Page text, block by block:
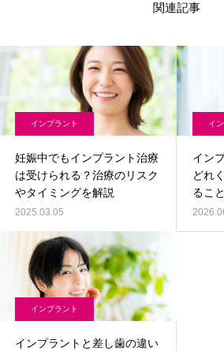
関連記事
インプラント
妊娠中でもインプラント治療
は受けられる？治療のリスク
やタイミングを解説
2025.03.05
イ
イン
どれ
るこ
インプラント
インプラントと差し歯の違い